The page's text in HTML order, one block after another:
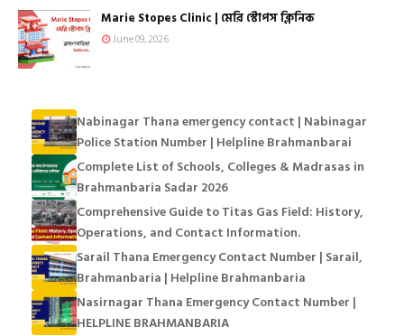
Marie Stopes Clinic | মেরি স্টোপস ক্লিনিক
June 09, 2026
Nabinagar Thana emergency contact | Nabinagar
Police Station Number | Helpline Brahmanbarai
Complete List of Schools, Colleges & Madrasas in
Brahmanbaria Sadar 2026
Comprehensive Guide to Titas Gas Field: History,
Operations, and Contact Information.
Sarail Thana Emergency Contact Number | Sarail,
Brahmanbaria | Helpline Brahmanbaria
Nasirnagar Thana Emergency Contact Number |
HELPLINE BRAHMANBARIA